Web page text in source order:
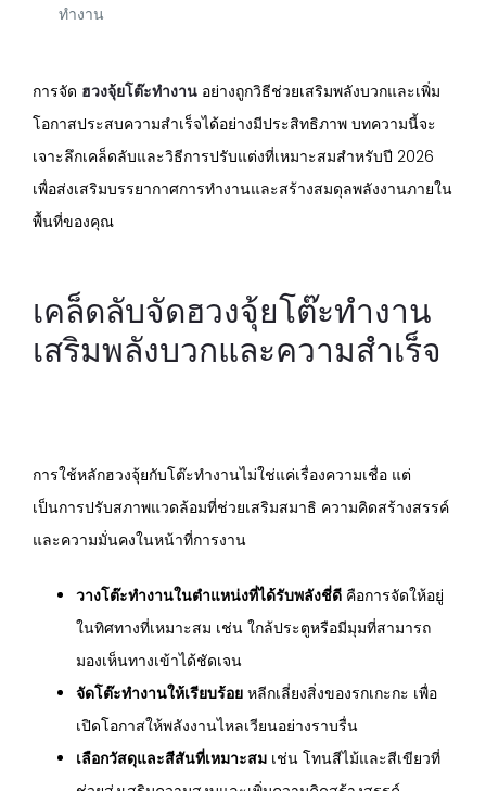
ทำงาน
การจัด ฮวงจุ้ยโต๊ะทำงาน อย่างถูกวิธีช่วยเสริมพลังบวกและเพิ่ม
โอกาสประสบความสำเร็จได้อย่างมีประสิทธิภาพ บทความนี้จะ
เจาะลึกเคล็ดลับและวิธีการปรับแต่งที่เหมาะสมสำหรับปี 2026
เพื่อส่งเสริมบรรยากาศการทำงานและสร้างสมดุลพลังงานภายใน
พื้นที่ของคุณ
เคล็ดลับจัดฮวงจุ้ยโต๊ะทำงาน
เสริมพลังบวกและความสำเร็จ
การใช้หลักฮวงจุ้ยกับโต๊ะทำงานไม่ใช่แค่เรื่องความเชื่อ แต่
เป็นการปรับสภาพแวดล้อมที่ช่วยเสริมสมาธิ ความคิดสร้างสรรค์
และความมั่นคงในหน้าที่การงาน
วางโต๊ะทำงานในตำแหน่งที่ได้รับพลังชี่ดี คือการจัดให้อยู่
ในทิศทางที่เหมาะสม เช่น ใกล้ประตูหรือมีมุมที่สามารถ
มองเห็นทางเข้าได้ชัดเจน
จัดโต๊ะทำงานให้เรียบร้อย หลีกเลี่ยงสิ่งของรกเกะกะ เพื่อ
เปิดโอกาสให้พลังงานไหลเวียนอย่างราบรื่น
เลือกวัสดุและสีสันที่เหมาะสม เช่น โทนสีไม้และสีเขียวที่